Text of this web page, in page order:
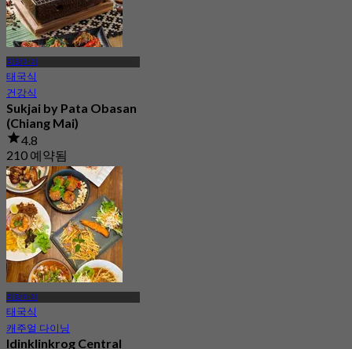
치앙마이
태국식
건강식
Sukjai by Pata Obasan
(Chiang Mai)
4.8
210 예약됨
에서฿ 396.66
치앙마이
태국식
캐주얼 다이닝
Idinklinkrog Central